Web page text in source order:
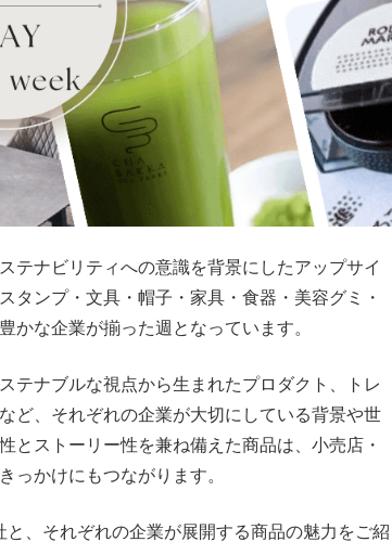
テナビリティへの意識を背景にしたアップサイ
タンプ・文具・帽子・家具・食器・美容グミ・
かな企業が揃った週となっています。
テナブルな視点から生まれたプロダクト、トレ
ど、それぞれの企業が大切にしている背景や世
とストーリー性を兼ね備えた商品は、小売店・
っかけにもつながります。
、それぞれの企業が展開する商品の魅力をご紹